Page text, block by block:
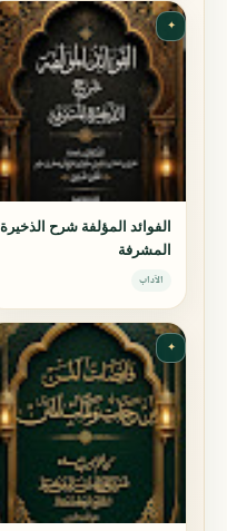
✦
الفوائد المؤلفة شرح الذخيرة
المشرفة
الآداب
✦